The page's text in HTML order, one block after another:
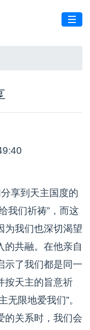
享到天主国度的
我们祈祷”，而这
为我们也深切渴望
的共融。在他亲自
示了我们都是同一
按天主的旨意祈
无限地爱我们”。
的关系时，我们会